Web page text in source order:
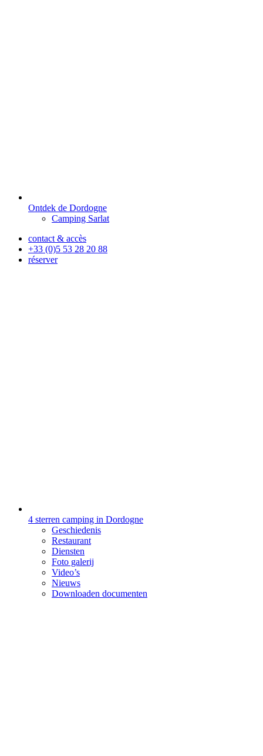
Ontdek de Dordogne
Camping Sarlat
contact & accès
+33 (0)5 53 28 20 88
réserver
4 sterren camping in Dordogne
Geschiedenis
Restaurant
Diensten
Foto galerij
Video’s
Nieuws
Downloaden documenten